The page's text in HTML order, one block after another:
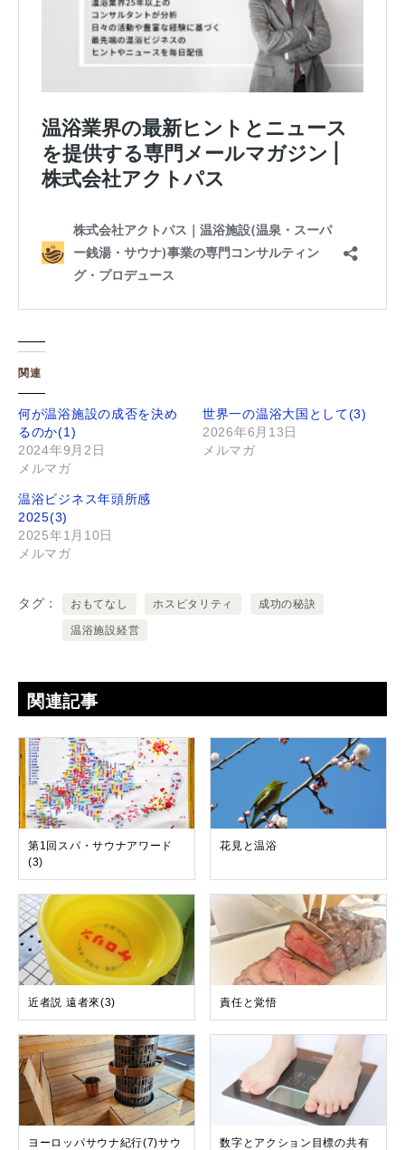
関連
何が温浴施設の成否を決め
るのか(1)
2024年9月2日
メルマガ
世界一の温浴大国として(3)
2026年6月13日
メルマガ
温浴ビジネス年頭所感
2025(3)
2025年1月10日
メルマガ
タグ おもてなし ホスピタリティ 成功の秘訣
温浴施設経営
関連記事
第1回スパ・サウナアワード
(3)
花見と温浴
近者説 遠者來(3) 責任と覚悟
ヨーロッパサウナ紀行(7)サウ
数字とアクション目標の共有